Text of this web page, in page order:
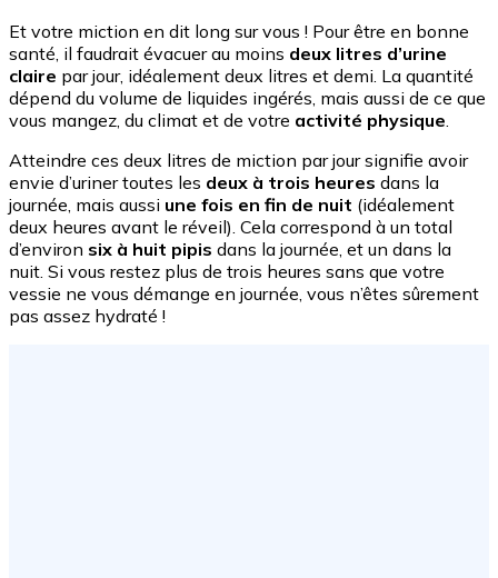
Et votre miction en dit long sur vous ! Pour être en bonne
santé, il faudrait évacuer au moins deux litres d’urine
claire par jour, idéalement deux litres et demi. La quantité
dépend du volume de liquides ingérés, mais aussi de ce que
vous mangez, du climat et de votre activité physique.
Atteindre ces deux litres de miction par jour signifie avoir
envie d’uriner toutes les deux à trois heures dans la
journée, mais aussi une fois en fin de nuit (idéalement
deux heures avant le réveil). Cela correspond à un total
d’environ six à huit pipis dans la journée, et un dans la
nuit. Si vous restez plus de trois heures sans que votre
vessie ne vous démange en journée, vous n’êtes sûrement
pas assez hydraté !